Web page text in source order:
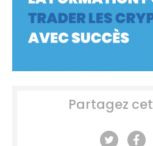
Partagez